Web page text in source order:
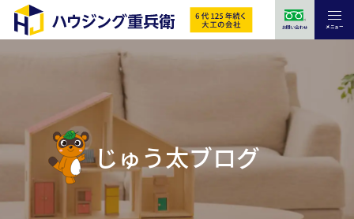
お問い合わせ メニュー
じゅう太ブログ